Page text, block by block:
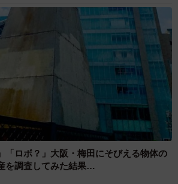
ロワー数のクロス集計（提供画像）
ャンネルのフォロワー数」を聞いたと
が26.5％で最多でした。次いで
「ロボ？」大阪・梅田にそびえる物体の
を調査してみた結果…